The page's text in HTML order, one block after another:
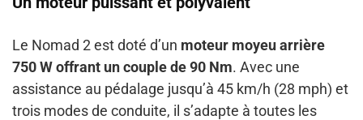
Le Nomad 2 est doté d’un moteur moyeu arrière
750 W offrant un couple de 90 Nm. Avec une
assistance au pédalage jusqu’à 45 km/h (28 mph) et
trois modes de conduite, il s’adapte à toutes les